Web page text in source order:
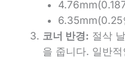
6.35mm(0.25
코너 반경: 절삭
을 줍니다. 일반